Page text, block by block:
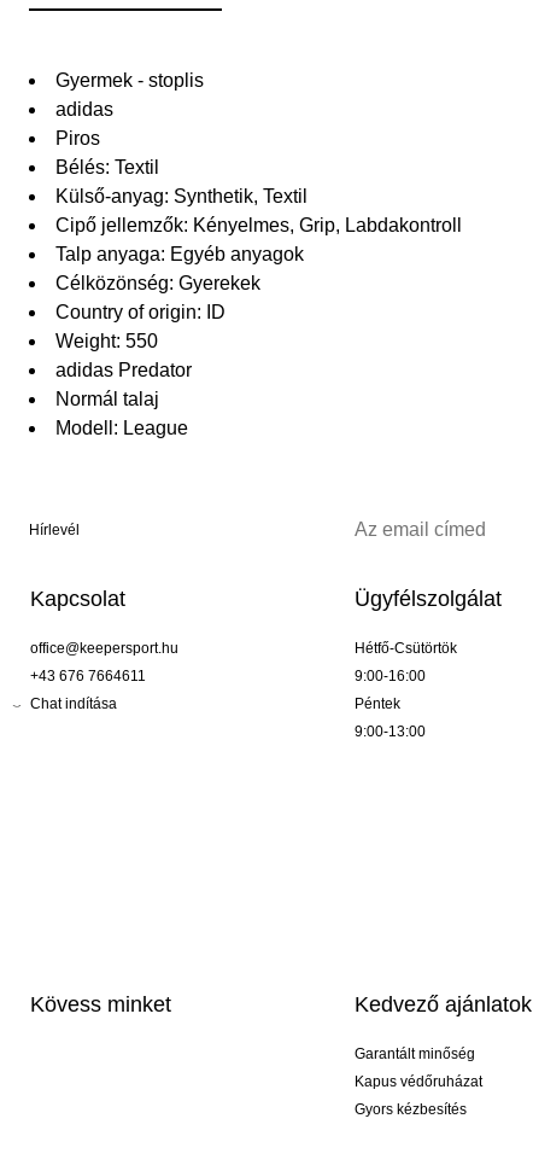
Gyermek - stoplis
adidas
Piros
Bélés: Textil
Külső-anyag: Synthetik, Textil
Cipő jellemzők: Kényelmes, Grip, Labdakontroll
Talp anyaga: Egyéb anyagok
Célközönség: Gyerekek
Country of origin: ID
Weight: 550
adidas Predator
Normál talaj
Modell: League
Hírlevél
Kapcsolat
office@keepersport.hu
+43 676 7664611
Chat indítása
Ügyfélszolgálat
Hétfő-Csütörtök
9:00-16:00
Péntek
9:00-13:00
Kövess minket Kedvező ajánlatok
Garantált minőség
Kapus védőruházat
Gyors kézbesítés